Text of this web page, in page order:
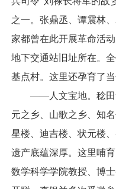
之一。张鼎丞、谭震林
家都曾在此开展革命活
地下交通站旧址所在。
基点村。这里还孕育了
——人文宝地。稔田素
元之乡、山歌之乡、知
星楼、迪吉楼、状元楼
遗产底蕴深厚。这里哺
数学科学学院教授、博